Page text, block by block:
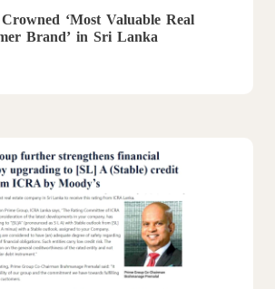
‘Most Valuable Real
Brand’ in Sri Lanka